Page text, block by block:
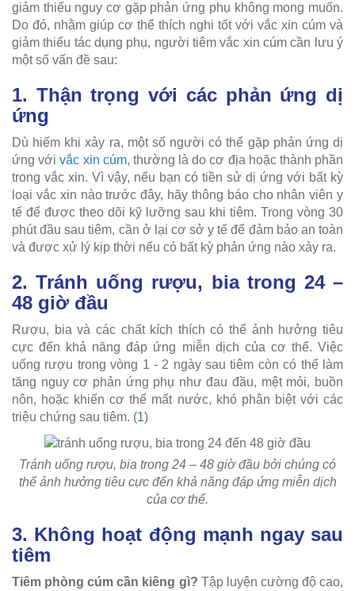
giảm thiểu nguy cơ gặp phản ứng phụ không mong muốn.
Do đó, nhằm giúp cơ thể thích nghi tốt với vắc xin cúm và
giảm thiểu tác dụng phụ, người tiêm vắc xin cúm cần lưu ý
một số vấn đề sau:
1. Thận trọng với các phản ứng dị
ứng
Dù hiếm khi xảy ra, một số người có thể gặp phản ứng dị
ứng vớivắc xin cúm, thường là do cơ địa hoặc thành phần
trong vắc xin. Vì vậy, nếu bạn có tiền sử dị ứng với bất kỳ
loại vắc xin nào trước đây, hãy thông báo cho nhân viên y
tế để được theo dõi kỹ lưỡng sau khi tiêm. Trong vòng 30
phút đầu sau tiêm, cần ở lại cơ sở y tế để đảm bảo an toàn
và được xử lý kịp thời nếu có bất kỳ phản ứng nào xảy ra.
2. Tránh uống rượu, bia trong 24 –
48 giờ đầu
Rượu, bia và các chất kích thích có thể ảnh hưởng tiêu
cực đến khả năng đáp ứng miễn dịch của cơ thể. Việc
uống rượu trong vòng 1 - 2 ngày sau tiêm còn có thể làm
tăng nguy cơ phản ứng phụ như đau đầu, mệt mỏi, buồn
nôn, hoặc khiến cơ thể mất nước, khó phân biệt với các
triệu chứng sau tiêm. (1)
Tránh uống rượu, bia trong 24 – 48 giờ đầu bởi chúng có
thể ảnh hưởng tiêu cực đến khả năng đáp ứng miễn dịch
của cơ thể.
3. Không hoạt động mạnh ngay sau
tiêm
Tiêm phòng cúm cần kiêng gì? Tập luyện cường độ cao,